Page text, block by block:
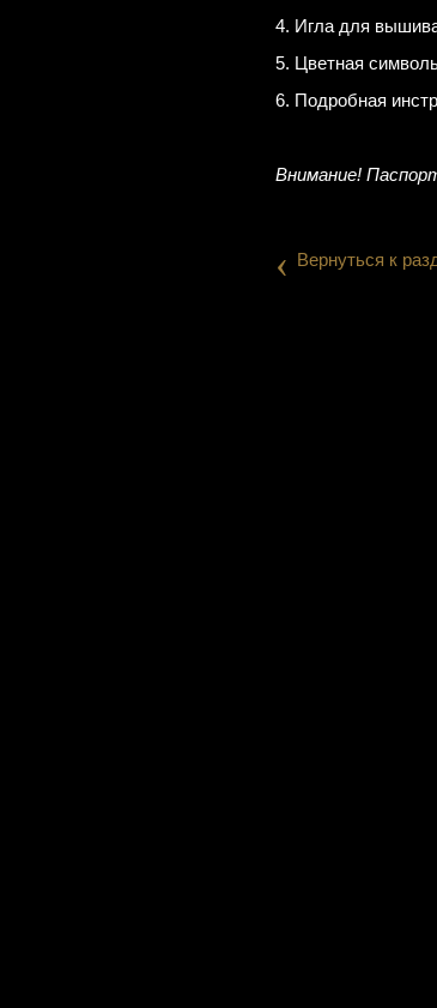
4. Игла для
5. Цветная
6. Подробная
Внимание!
‹ Вернуться к